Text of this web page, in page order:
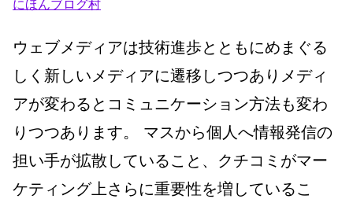
b
o
o
k
a
m n
にほんブログ村
ウェブメディアは技術進歩とともにめまぐる
しく新しいメディアに遷移しつつありメディ
アが変わるとコミュニケーション方法も変わ
りつつあります。 マスから個人へ情報発信の
担い手が拡散していること、クチコミがマー
ケティング上さらに重要性を増しているこ